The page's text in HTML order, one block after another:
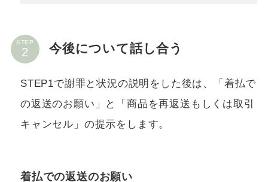
STEP 今後について話し合う
STEP1で謝罪と状況の説明をした後は、「着払で
の返送のお願い」と「商品を再返送もしくは取引
キャンセル」の提示をします。
着払での返送のお願い